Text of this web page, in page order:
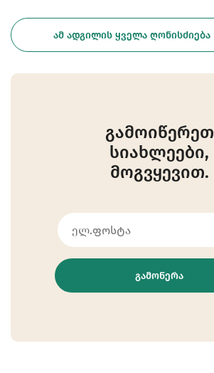
ᲐᲛ ᲐᲓᲒᲘᲚᲘᲡ ᲧᲕᲔᲚᲐ ᲦᲝᲜᲘᲡᲫᲘᲔᲑᲐ
გამოიწერეთ
სიახლეები,
მოგვყევით.
ᲒᲐᲛᲝᲬᲔᲠᲐ